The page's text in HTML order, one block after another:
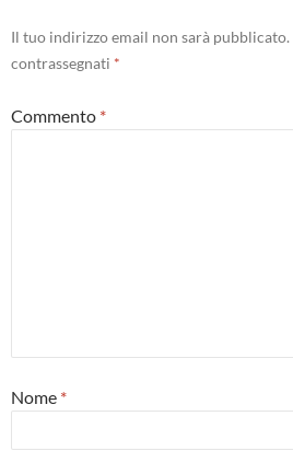
Il tuo indirizzo email non sarà pubblicato.
contrassegnati *
Commento *
Nome *